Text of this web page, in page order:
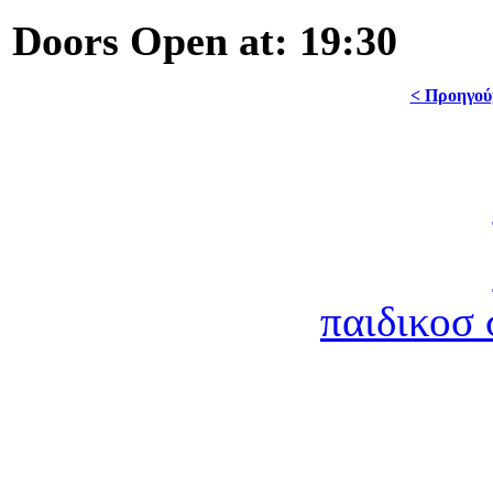
Doors Open at: 19:30
<
παιδικοσ